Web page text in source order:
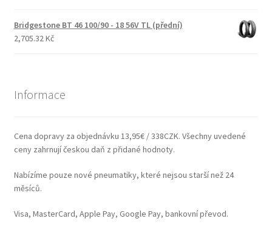
Bridgestone BT 46 100/90 - 18 56V TL (přední)
2,705.32 Kč
Informace
Cena dopravy za objednávku 13,95€ / 338CZK. Všechny uvedené
ceny zahrnují českou daň z přidané hodnoty.
Nabízíme pouze nové pneumatiky, které nejsou starší než 24
měsíců.
Visa, MasterCard, Apple Pay, Google Pay, bankovní převod.